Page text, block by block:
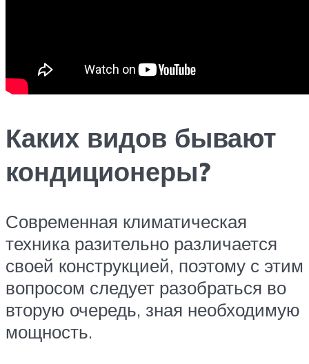
Каких видов бывают
кондиционеры?
Современная климатическая
техника разительно различается
своей конструкцией, поэтому с этим
вопросом следует разобраться во
вторую очередь, зная необходимую
мощность.